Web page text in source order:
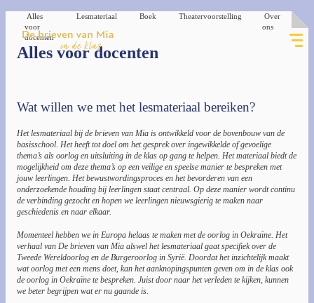
Alles
voor
docenten
Lesmateriaal
Thema 1
Thema 2
Thema 3
Boek Theatervoorstelling
Over
ons
Alles voor docenten
Wat willen we met het lesmateriaal bereiken?
Het lesmateriaal bij de brieven van Mia is ontwikkeld voor de bovenbouw van de
basisschool. Het heeft tot doel om het gesprek over ingewikkelde of gevoelige
thema’s als oorlog en uitsluiting in de klas op gang te helpen. Het materiaal biedt de
mogelijkheid om deze thema’s op een veilige en speelse manier te bespreken met
jouw leerlingen. Het bewustwordingsproces en het bevorderen van een
onderzoekende houding bij leerlingen staat centraal. Op deze manier wordt continu
de verbinding gezocht en hopen we leerlingen nieuwsgierig te maken naar
geschiedenis en naar elkaar.
Momenteel hebben we in Europa helaas te maken met de oorlog in Oekraïne. Het
verhaal van De brieven van Mia alswel het lesmateriaal gaat specifiek over de
Tweede Wereldoorlog en de Burgeroorlog in Syrië. Doordat het inzichtelijk maakt
wat oorlog met een mens doet, kan het aanknopingspunten geven om in de klas ook
de oorlog in Oekraïne te bespreken. Juist door naar het verleden te kijken, kunnen
we beter begrijpen wat er nu gaande is.